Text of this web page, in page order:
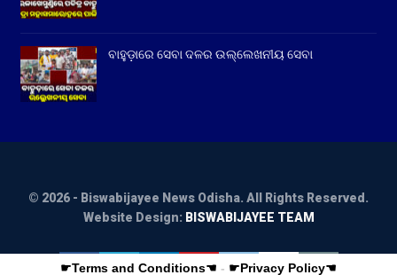
ବାହୁଡ଼ାରେ ସେବା ଦଳର ଉଲ୍ଲେଖନୀୟ ସେବା
© 2026 - Biswabijayee News Odisha. All Rights Reserved.
Website Design: BISWABIJAYEE TEAM
☛Terms and Conditions☚ - ☛Privacy Policy☚